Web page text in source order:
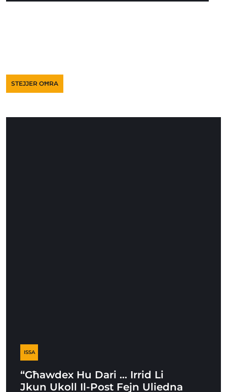
STEJJER OĦRA
ISSA
“Għawdex Hu Dari … Irrid Li
Jkun Ukoll Il-Post Fejn Uliedna